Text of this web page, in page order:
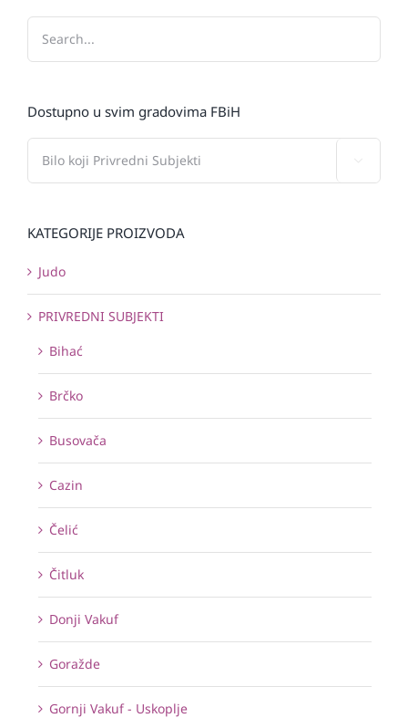
Dostupno u svim gradovima FBiH
KATEGORIJE PROIZVODA
Judo
PRIVREDNI SUBJEKTI
Bihać
Brčko
Busovača
Cazin
Čelić
Čitluk
Donji Vakuf
Goražde
Gornji Vakuf - Uskoplje